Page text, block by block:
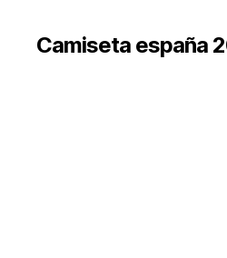
Camiseta españa